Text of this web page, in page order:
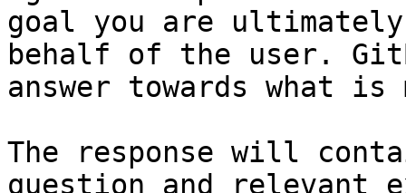
goal you are
behalf of the user.
answer towards what
The response will
question and relevant